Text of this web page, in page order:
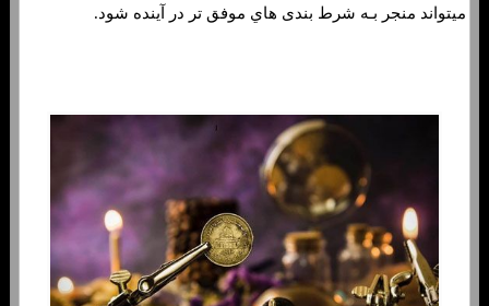
میتواند منجر بـه شرط بندی هاي‌ موفق تر در آینده شود.